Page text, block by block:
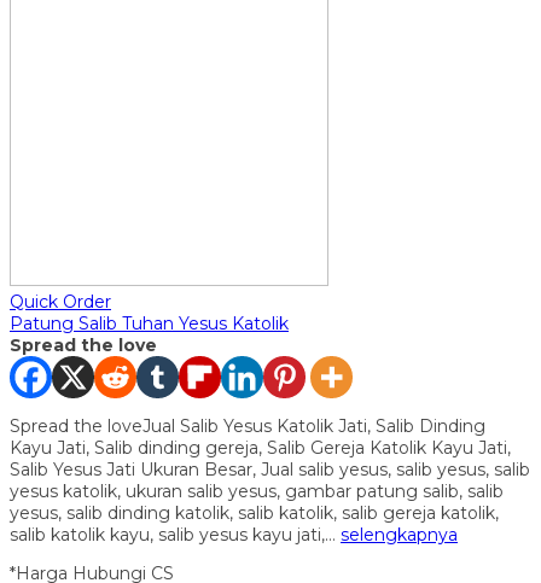
Quick Order
Patung Salib Tuhan Yesus Katolik
Spread the love
Spread the loveJual Salib Yesus Katolik Jati, Salib Dinding
Kayu Jati, Salib dinding gereja, Salib Gereja Katolik Kayu Jati,
Salib Yesus Jati Ukuran Besar, Jual salib yesus, salib yesus, salib
yesus katolik, ukuran salib yesus, gambar patung salib, salib
yesus, salib dinding katolik, salib katolik, salib gereja katolik,
salib katolik kayu, salib yesus kayu jati,… selengkapnya
*Harga Hubungi CS